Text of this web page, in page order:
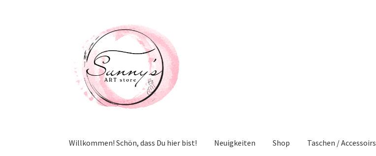
Navigation
springen
Inhalt
springen
Willkommen! Schön, dass Du hier bist! Neuigkeiten Shop Taschen / Accessoirs